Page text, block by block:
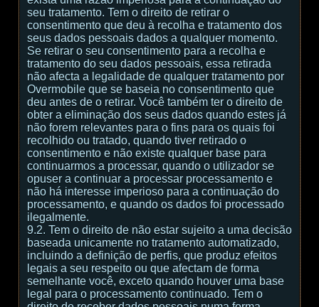
seu tratamento. Tem o direito de retirar o
consentimento que deu à recolha e tratamento dos
seus dados pessoais dados a qualquer momento.
Se retirar o seu consentimento para a recolha e
tratamento do seu dados pessoais, essa retirada
não afecta a legalidade de qualquer tratamento por
Overmobile que se baseia no consentimento que
deu antes de o retirar. Você também ter o direito de
obter a eliminação dos seus dados quando estes já
não forem relevantes para o fins para os quais foi
recolhido ou tratado, quando tiver retirado o
consentimento e não existe qualquer base para
continuarmos a processar, quando o utilizador se
opuser a continuar a processar processamento e
não há interesse imperioso para a continuação do
processamento, e quando os dados foi processado
ilegalmente.
9.2. Tem o direito de não estar sujeito a uma decisão
baseada unicamente no tratamento automatizado,
incluindo a definição de perfis, que produz efeitos
legais a seu respeito ou que afectam de forma
semelhante você, exceto quando houver uma base
legal para o processamento continuado. Tem o